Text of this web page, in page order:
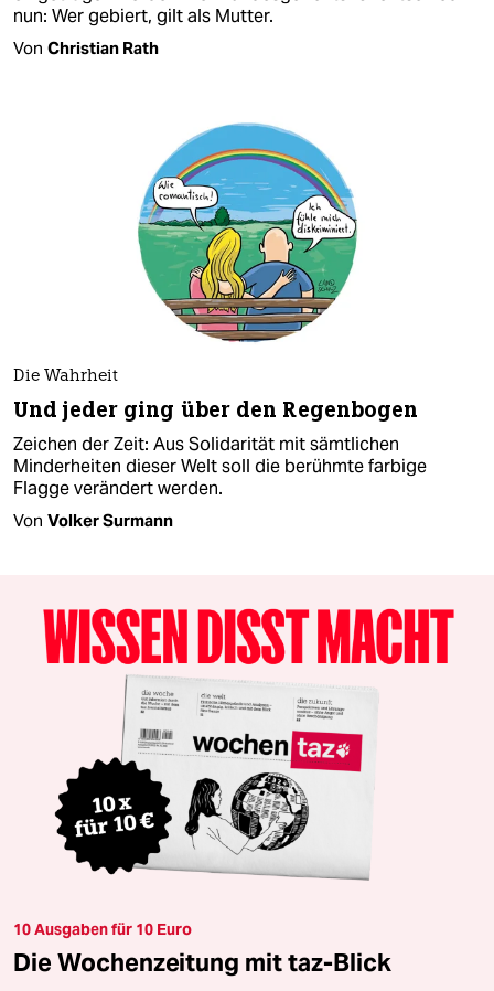
nun: Wer gebiert, gilt als Mutter.
Von Christian Rath
Die Wahrheit
Und jeder ging über den Regenbogen
Zeichen der Zeit: Aus Solidarität mit sämtlichen
Minderheiten dieser Welt soll die berühmte farbige
Flagge verändert werden.
Von Volker Surmann
10 Ausgaben für 10 Euro
Die Wochenzeitung mit taz-Blick